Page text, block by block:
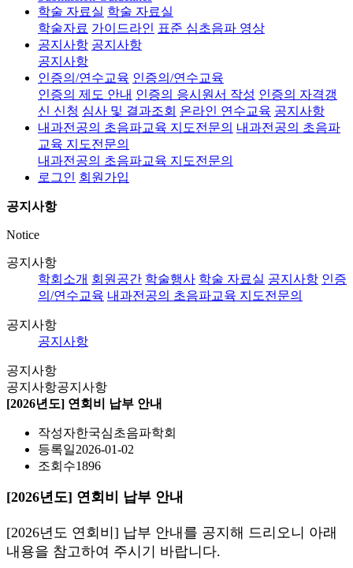
학술 자료실 학술 자료실
학술자료 가이드라인 표준 심초음파 영상
공지사항 공지사항
공지사항
인증의/연수교육 인증의/연수교육
인증의 제도 안내 인증의 응시원서 작성 인증의 자격갱
신 신청 심사 및 결과조회 온라인 연수교육 공지사항
내과전공의 초음파교육 지도전문의 내과전공의 초음파
교육 지도전문의
내과전공의 초음파교육 지도전문의
로그인 회원가입
공지사항
Notice
공지사항
학회소개 회원공간 학술행사 학술 자료실 공지사항 인증
의/연수교육 내과전공의 초음파교육 지도전문의
공지사항
공지사항
공지사항
공지사항공지사항
[2026년도] 연회비 납부 안내
작성자한국심초음파학회
등록일2026-01-02
조회수1896
[2026년도] 연회비 납부 안내
[2026년도 연회비] 납부 안내를 공지해 드리오니 아래
내용을 참고하여 주시기 바랍니다.